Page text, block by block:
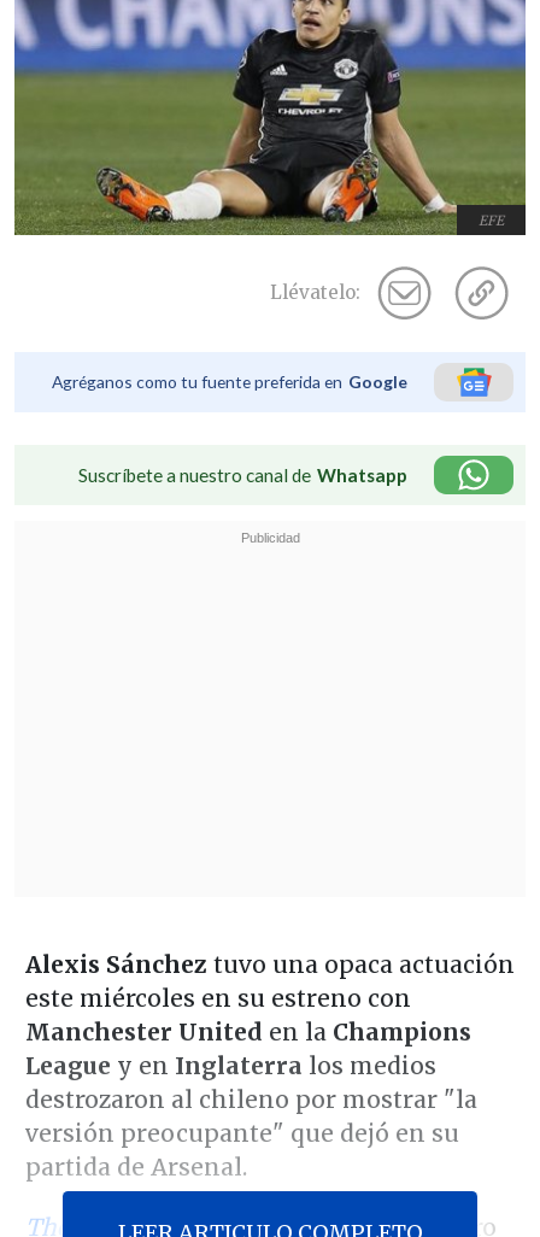
EFE
Llévatelo:
Agréganos como tu fuente preferida en Google
Suscríbete a nuestro canal de Whatsapp
Alexis Sánchez tuvo una opaca actuación
este miércoles en su estreno con
Manchester United en la Champions
League y en Inglaterra los medios
destrozaron al chileno por mostrar "la
versión preocupante" que dejó en su
partida de Arsenal.
The Mirror, por ejemplo, fue el más duro